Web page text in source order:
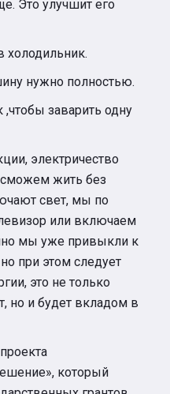
Это улучшит его
холодильник.
нужно полностью.
заварить одну
электричество
жить без
свет, мы по
или включаем
мы уже привыкли к
при этом следует
это не только
но и будет вкладом в
который